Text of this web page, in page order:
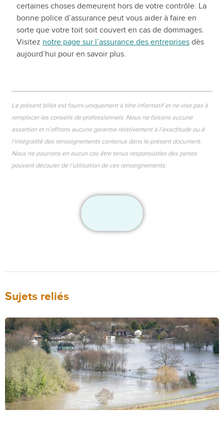
certaines choses demeurent hors de votre contrôle. La
bonne police d’assurance peut vous aider à faire en
sorte que votre toit soit couvert en cas de dommages.
Visitez notre page sur l’assurance des entreprisesdès
aujourd’hui pour en savoir plus.
Le présent billet est fourni uniquement à titre informatif et ne vise pas à
remplacer les conseils de professionnels. Nous ne faisons aucune
assertion et n’offrons aucune garantie relativement à l’exactitude ou à
l’intégralité des renseignements contenus dans le présent document.
Nous ne pourrons en aucun cas être tenus responsables des pertes
pouvant découler de l’utilisation de ces renseignements.
Sujets reliés